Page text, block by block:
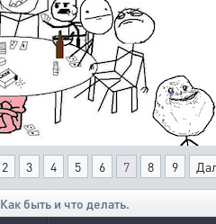
2 3 4 5 6 7 8 9
Как быть и что делать.